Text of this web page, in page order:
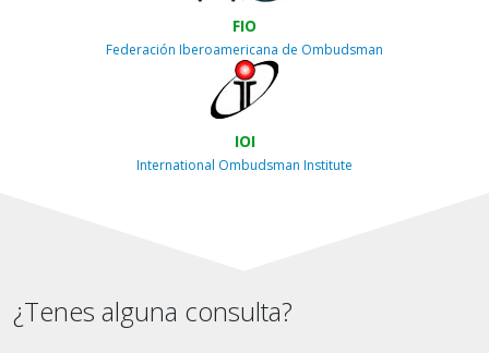
FIO
Federación Iberoamericana de Ombudsman
IOI
International Ombudsman Institute
¿Tenes alguna consulta?